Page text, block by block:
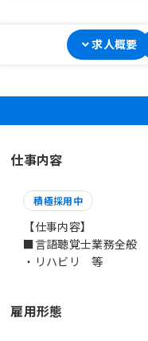
求人概要
仕事内容
積極採用中
【仕事内容】
■言語聴覚士業務全般
雇用形態